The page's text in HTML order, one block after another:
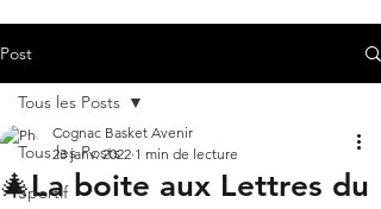
Post
Tous les Posts
Sportif
Tous les Posts
🎄La boite aux Lettres du
Cognac Basket Avenir
23 janv. 2022 1 min de lecture